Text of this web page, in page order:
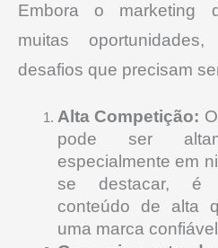
Embora o marketing
muitas
desafios que precisam
Alta Competição:
pode ser
especialmente em
se destacar, é
conteúdo de alta
uma marca